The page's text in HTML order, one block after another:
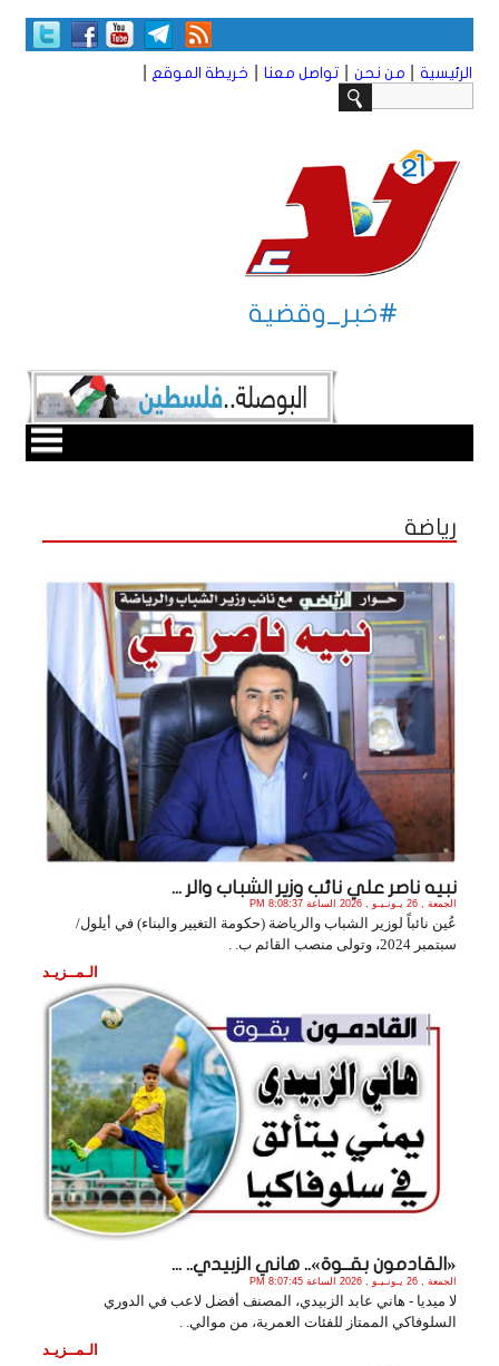
الرئيسية من نحن تواصل معنا خريطة الموقع
#خبر_وقضية
رياضة
نبيه ناصر علي نائب وزير الشباب والر ...
الجمعة , 26 يـونـيـو , 2026 الساعة 8:08:37 PM
عُين نائباً لوزير الشباب والرياضة (حكومة التغيير والبناء) في أيلول/
سبتمبر 2024، وتولى منصب القائم ب. .
الـمــزيـد
«القادمون بقــوة».. هاني الزبيدي.. ...
الجمعة , 26 يـونـيـو , 2026 الساعة 8:07:45 PM
لا ميديا - هاني عابد الزبيدي، المصنف أفضل لاعب في الدوري
السلوفاكي الممتاز للفئات العمرية، من موالي. .
الـمــزيـد